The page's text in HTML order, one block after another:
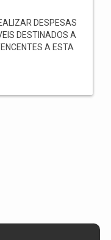
DESPESAS
DESTINADOS A
A ESTA